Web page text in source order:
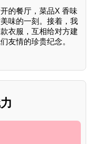
的餐厅，菜品X 香味
味的一刻。接着，我
衣服，互相给对方建
友情的珍贵纪念。